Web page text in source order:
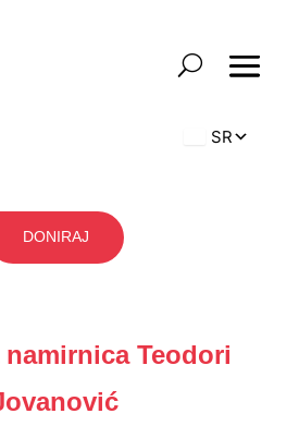
DONIRAJ
Teodori